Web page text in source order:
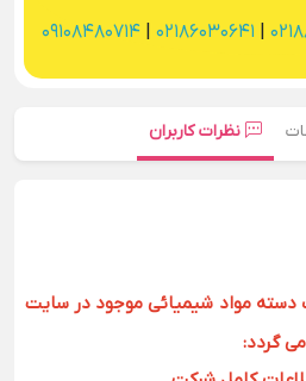
02186030641
09108480714
نظرات کاربران
مواد شیمیائی موجود در سایت
گردد: